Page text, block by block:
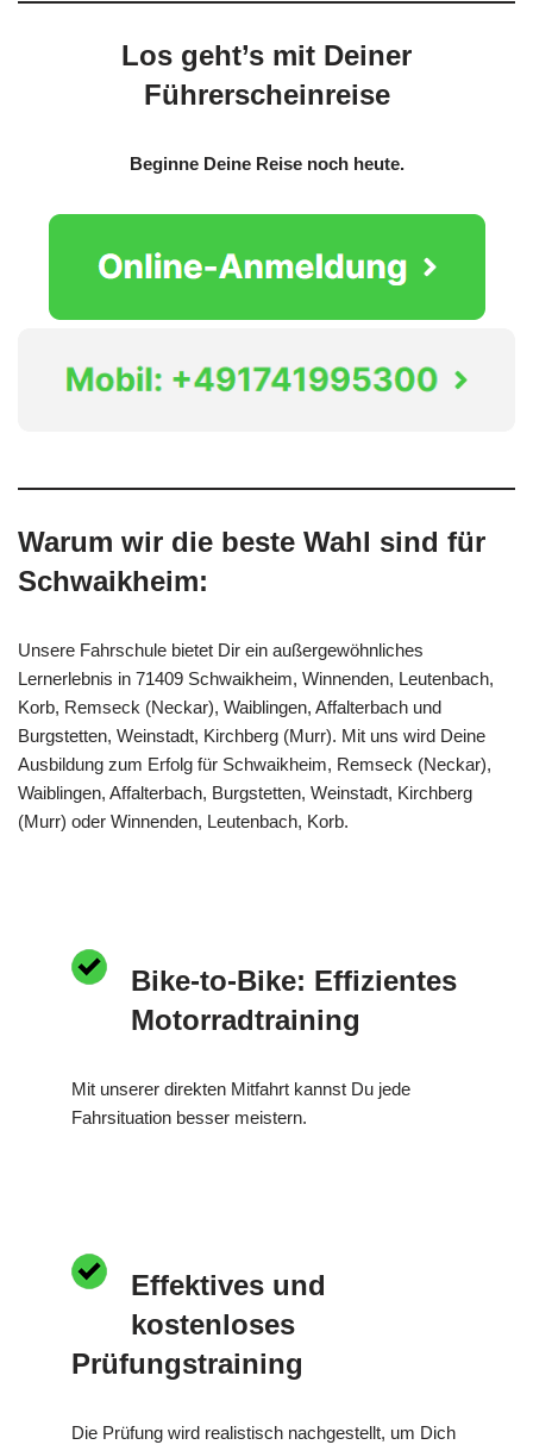
Los geht’s mit Deiner
Führerscheinreise
Beginne Deine Reise noch heute.
Warum wir die beste Wahl sind für
Schwaikheim:
Unsere Fahrschule bietet Dir ein außergewöhnliches
Lernerlebnis in 71409 Schwaikheim, Winnenden, Leutenbach,
Korb, Remseck (Neckar), Waiblingen, Affalterbach und
Burgstetten, Weinstadt, Kirchberg (Murr). Mit uns wird Deine
Ausbildung zum Erfolg für Schwaikheim, Remseck (Neckar),
Waiblingen, Affalterbach, Burgstetten, Weinstadt, Kirchberg
(Murr) oder Winnenden, Leutenbach, Korb.
Bike-to-Bike: Effizientes
Motorradtraining
Mit unserer direkten Mitfahrt kannst Du jede
Fahrsituation besser meistern.
Effektives und
kostenloses
Prüfungstraining
Die Prüfung wird realistisch nachgestellt, um Dich